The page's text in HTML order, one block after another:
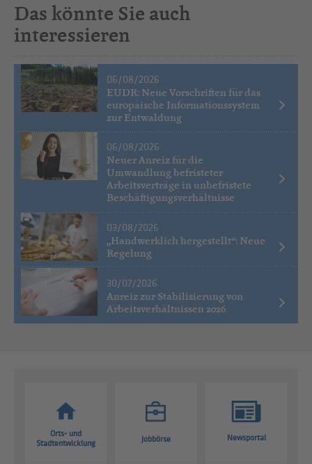
Das könnte Sie auch
interessieren
06/08/2026
EUDR: Neue Vorschriften für das
europäische Informationssystem
zur Entwaldung
06/08/2026
Neuer Anreiz für die
Umwandlung befristeter
Arbeitsverträge in unbefristete
Beschäftigungsverhältnisse
03/08/2026
„Handwerklich hergestellt“: Neue
Regelung
30/07/2026
Anreiz zur Stabilisierung von
Arbeitsverhältnissen 2026
Orts- und
Stadtentwicklung
Jobbörse Newsportal